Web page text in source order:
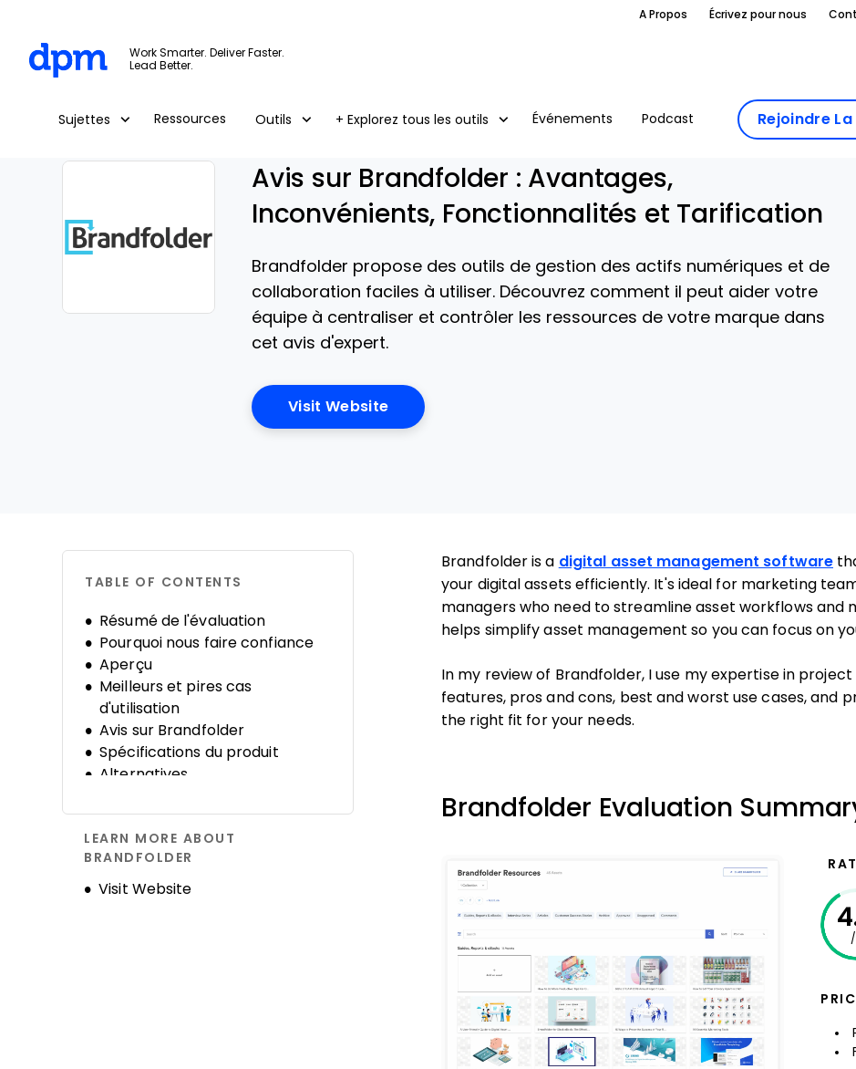
Skip to main content
A Propos Écrivez pour nous
Work Smarter. Deliver Faster.
Lead Better.
Sujettes Ressources Outils + Explorez tous les outils Événements Podcast Rejoindre
Avis sur Brandfolder : Avantages,
Inconvénients, Fonctionnalités et Tarification
Brandfolder propose des outils de gestion des actifs numériques et de
collaboration faciles à utiliser. Découvrez comment il peut aider votre
équipe à centraliser et contrôler les ressources de votre marque dans
cet avis d'expert.
Visit WebsiteOpens New Window
TABLE OF CONTENTS
Résumé de l'évaluation
Pourquoi nous faire confiance
Aperçu
Meilleurs et pires cas
d'utilisation
Avis sur Brandfolder
Spécifications du produit
Alternatives
Historique de l'entreprise
LEARN MORE ABOUT
BRANDFOLDER
Visit Website
Opens new window
Brandfolder is a digital asset management software
your digital assets efficiently. It's ideal for marketing
managers who need to streamline asset workflows and
helps simplify asset management so you can focus on
In my review of Brandfolder, I use my expertise in
features, pros and cons, best and worst use cases, and
the right fit for your needs.
Brandfolder Evaluation